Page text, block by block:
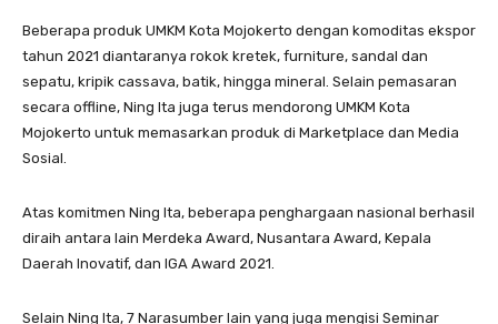
Beberapa produk UMKM Kota Mojokerto dengan komoditas ekspor
tahun 2021 diantaranya rokok kretek, furniture, sandal dan
sepatu, kripik cassava, batik, hingga mineral. Selain pemasaran
secara offline, Ning Ita juga terus mendorong UMKM Kota
Mojokerto untuk memasarkan produk di Marketplace dan Media
Sosial.
Atas komitmen Ning Ita, beberapa penghargaan nasional berhasil
diraih antara lain Merdeka Award, Nusantara Award, Kepala
Daerah Inovatif, dan IGA Award 2021.
Selain Ning Ita, 7 Narasumber lain yang juga mengisi Seminar